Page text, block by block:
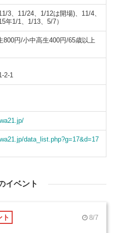
3、11/24、1/12は開場)、11/4、
年1/1、1/13、5/7）
800円/小中高生400円/65歳以上
2-1
data_list.php?g=17&d=17
イベント
ト 8/7